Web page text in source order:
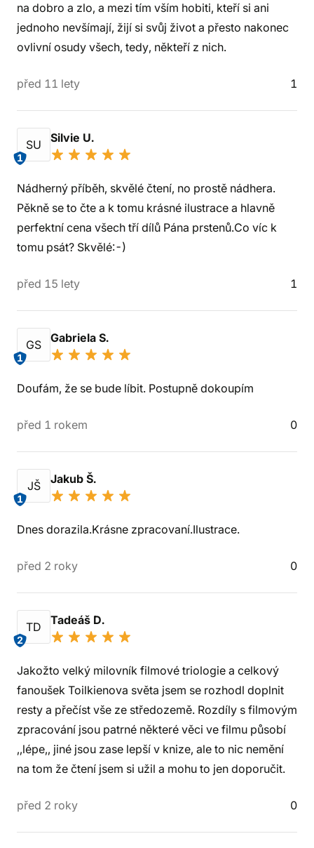
na dobro a zlo, a mezi tím vším hobiti, kteří si ani
jednoho nevšímají, žijí si svůj život a přesto nakonec
ovlivní osudy všech, tedy, někteří z nich.
před 11 lety 1
SU
1
Silvie U.
Nádherný příběh, skvělé čtení, no prostě nádhera.
Pěkně se to čte a k tomu krásné ilustrace a hlavně
perfektní cena všech tří dílů Pána prstenů.Co víc k
tomu psát? Skvělé:-)
před 15 lety 1
GS
1
Gabriela S.
Doufám, že se bude líbit. Postupně dokoupím
před 1 rokem 0
JŠ
1
Jakub Š.
Dnes dorazila.Krásne zpracovaní.Ilustrace.
před 2 roky 0
TD
2
Tadeáš D.
Jakožto velký milovník filmové triologie a celkový
fanoušek Toilkienova světa jsem se rozhodl doplnit
resty a přečíst vše ze středozemě. Rozdíly s filmovým
zpracování jsou patrné některé věci ve filmu působí
,,lépe,, jiné jsou zase lepší v knize, ale to nic nemění
na tom že čtení jsem si užil a mohu to jen doporučit.
před 2 roky 0